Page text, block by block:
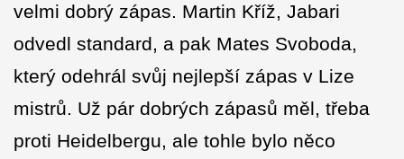
velmi dobrý zápas. Martin Kříž, Jabari
odvedl standard, a pak Mates Svoboda,
který odehrál svůj nejlepší zápas v Lize
mistrů. Už pár dobrých zápasů měl, třeba
proti Heidelbergu, ale tohle bylo něco